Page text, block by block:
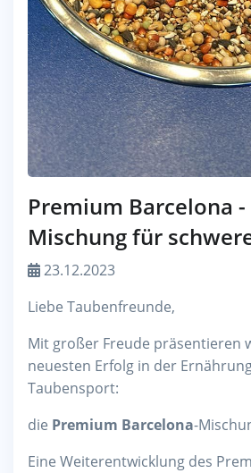
Premium Barcelona
Mischung für
23.12.2023
Liebe Taubenfreunde,
Mit großer Freude präsentieren
neuesten Erfolg in der
Taubensport:
die Premium Barcelona-
Eine Weiterentwicklung des